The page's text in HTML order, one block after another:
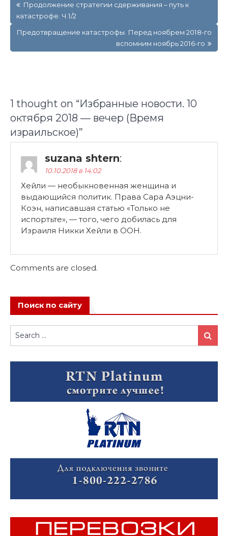
по
записям
Продолжение стратегии сдерживания – путь к
катастрофе. Ч.1/2
Предотвращение катастрофы. Перед ноябрем 2018-го
вспомним ноябрь 2016-го
1 thought on “Избранные новости. 10
октября 2018 — вечер (Время
израильское)”
suzana shtern:
10.10.2018 в 14:02
Хейли — необыкновенная женщина и
выдающийся политик. Права Сара Аэцни-
Коэн, написавшая статью «Только не
испортьте», — того, чего добилась для
Израиля Никки Хейли в ООН.
Comments are closed.
Поиск по сайту
Search
for:
Search